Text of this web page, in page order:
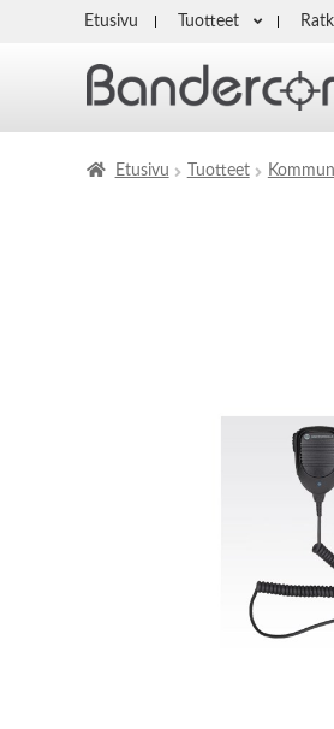
Etusivu Tuotteet
Etusivu Tuotteet